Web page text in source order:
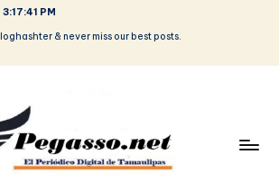
3:17:41 PM
& never miss our best posts.